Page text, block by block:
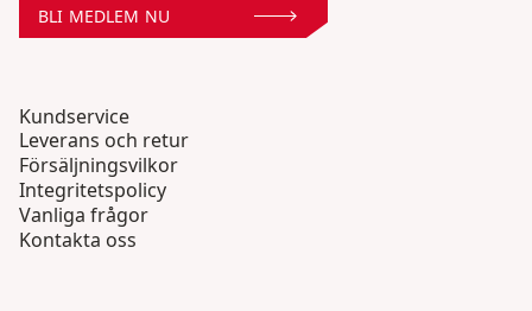
BLI MEDLEM NU
Kundservice
Leverans och retur
Försäljningsvilkor
Integritetspolicy
Vanliga frågor
Kontakta oss